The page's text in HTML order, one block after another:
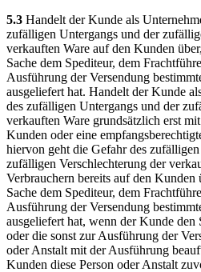
5.3 Handelt der Kunde als
zufälligen Untergangs und der
verkauften Ware auf den Kunden
Sache dem Spediteur, dem
Ausführung der Versendung
ausgeliefert hat. Handelt der Kunde
des zufälligen Untergangs und der
verkauften Ware grundsätzlich erst
Kunden oder eine
hiervon geht die Gefahr des
zufälligen Verschlechterung der
Verbrauchern bereits auf den Kunden
Sache dem Spediteur, dem
Ausführung der Versendung
ausgeliefert hat, wenn der Kunde den
oder die sonst zur Ausführung der
oder Anstalt mit der Ausführung
Kunden diese Person oder Anstalt